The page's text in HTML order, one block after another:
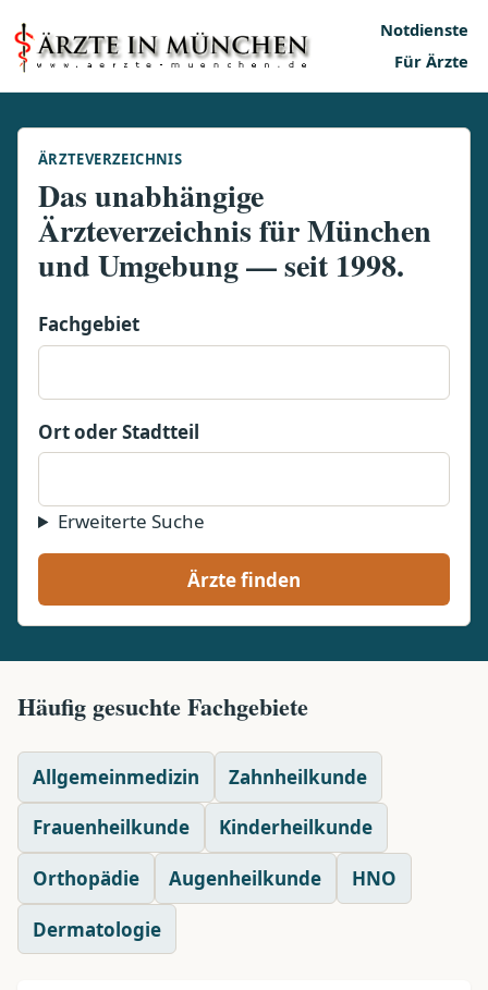
Notdienste
Für Ärzte
ÄRZTEVERZEICHNIS
Das unabhängige
Ärzteverzeichnis für München
und Umgebung — seit 1998.
Fachgebiet
Ort oder Stadtteil
Erweiterte Suche
Ärzte finden
Häufig gesuchte Fachgebiete
Allgemeinmedizin Zahnheilkunde
Frauenheilkunde Kinderheilkunde
Orthopädie Augenheilkunde HNO
Dermatologie